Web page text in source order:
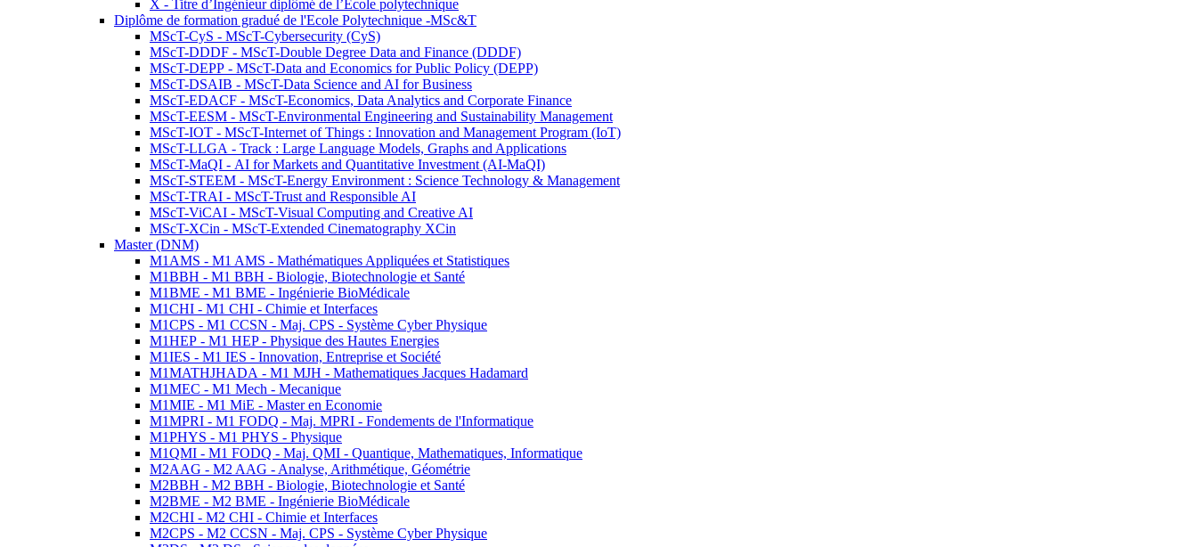
X - Titre d’Ingénieur diplômé de l’École polytechnique
Diplôme de formation gradué de l'Ecole Polytechnique -MSc&T
MScT-CyS - MScT-Cybersecurity (CyS)
MScT-DDDF - MScT-Double Degree Data and Finance (DDDF)
MScT-DEPP - MScT-Data and Economics for Public Policy (DEPP)
MScT-DSAIB - MScT-Data Science and AI for Business
MScT-EDACF - MScT-Economics, Data Analytics and Corporate Finance
MScT-EESM - MScT-Environmental Engineering and Sustainability Management
MScT-IOT - MScT-Internet of Things : Innovation and Management Program (IoT)
MScT-LLGA - Track : Large Language Models, Graphs and Applications
MScT-MaQI - AI for Markets and Quantitative Investment (AI-MaQI)
MScT-STEEM - MScT-Energy Environment : Science Technology & Management
MScT-TRAI - MScT-Trust and Responsible AI
MScT-ViCAI - MScT-Visual Computing and Creative AI
MScT-XCin - MScT-Extended Cinematography XCin
Master (DNM)
M1AMS - M1 AMS - Mathématiques Appliquées et Statistiques
M1BBH - M1 BBH - Biologie, Biotechnologie et Santé
M1BME - M1 BME - Ingénierie BioMédicale
M1CHI - M1 CHI - Chimie et Interfaces
M1CPS - M1 CCSN - Maj. CPS - Système Cyber Physique
M1HEP - M1 HEP - Physique des Hautes Energies
M1IES - M1 IES - Innovation, Entreprise et Société
M1MATHJHADA - M1 MJH - Mathematiques Jacques Hadamard
M1MEC - M1 Mech - Mecanique
M1MIE - M1 MiE - Master en Economie
M1MPRI - M1 FODQ - Maj. MPRI - Fondements de l'Informatique
M1PHYS - M1 PHYS - Physique
M1QMI - M1 FODQ - Maj. QMI - Quantique, Mathematiques, Informatique
M2AAG - M2 AAG - Analyse, Arithmétique, Géométrie
M2BBH - M2 BBH - Biologie, Biotechnologie et Santé
M2BME - M2 BME - Ingénierie BioMédicale
M2CHI - M2 CHI - Chimie et Interfaces
M2CPS - M2 CCSN - Maj. CPS - Système Cyber Physique